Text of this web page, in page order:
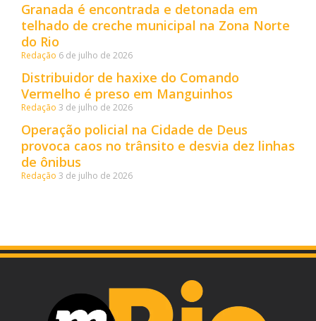
Granada é encontrada e detonada em
telhado de creche municipal na Zona Norte
do Rio
Redação 6 de julho de 2026
Distribuidor de haxixe do Comando
Vermelho é preso em Manguinhos
Redação 3 de julho de 2026
Operação policial na Cidade de Deus
provoca caos no trânsito e desvia dez linhas
de ônibus
Redação 3 de julho de 2026